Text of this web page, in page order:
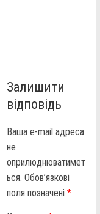
Залишити
відповідь
Ваша e-mail адреса
не
оприлюднюватимет
ься. Обов’язкові
поля позначені*